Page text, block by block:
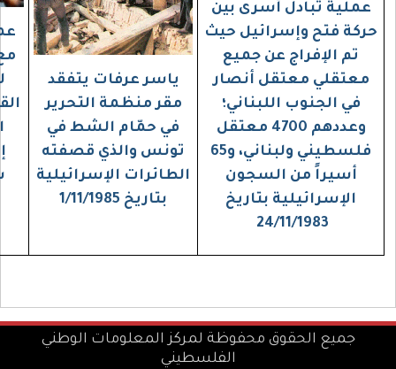
بين
حيث
4700 معتقل
فلسطيني ولبناني، و65
ياسر عرفات يتفقد
مقر منظمة التحرير
في حمّام الشط في
تونس والذي قصفته
الطائرات الإسرائيلية
بتاريخ 1/11/1985
عملية تبادل الأسرى
مع الجبهة الشعبية
لتحرير فلسطين/
القيادةالعامة،"عملية
الجليل"؛ وأطلقت
إسرائيل بموجبها
سراح 1155 أسيراً،
20/5/1985
لمركز المعلومات الوطني